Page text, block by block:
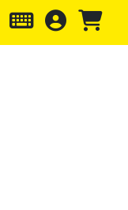
Header Springe